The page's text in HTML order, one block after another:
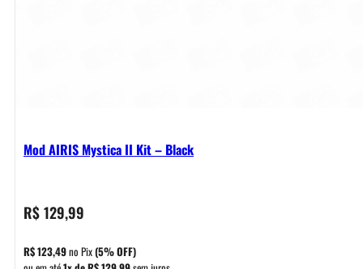
Mod AIRIS Mystica II Kit – Black
R$129,99
R$123,49no Pix(5% OFF)